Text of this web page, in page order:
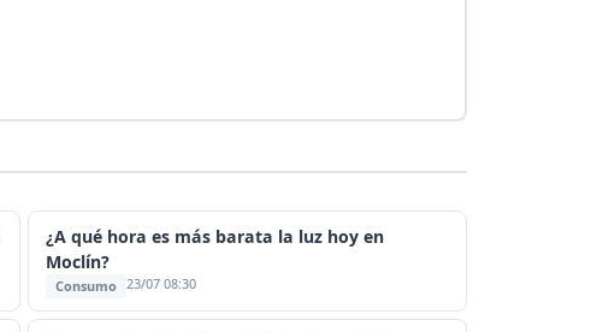
¿A qué hora es más barata la luz hoy en
Moclín?
Consumo 23/07 08:30